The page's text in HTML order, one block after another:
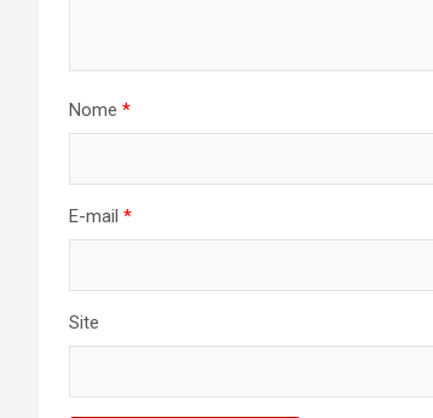
Nome *
E-mail *
Site